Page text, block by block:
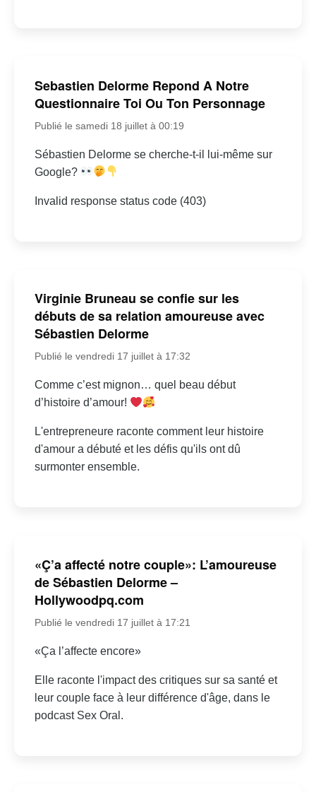
Sebastien Delorme Repond A Notre
Questionnaire Toi Ou Ton Personnage
Publié le samedi 18 juillet à 00:19
Sébastien Delorme se cherche-t-il lui-même sur
Google?
Invalid response status code (403)
Virginie Bruneau se confie sur les
débuts de sa relation amoureuse avec
Sébastien Delorme
Publié le vendredi 17 juillet à 17:32
Comme c’est mignon… quel beau début
d’histoire d’amour!
L'entrepreneure raconte comment leur histoire
d'amour a débuté et les défis qu'ils ont dû
surmonter ensemble.
«Ç’a affecté notre couple»: L’amoureuse
de Sébastien Delorme –
Hollywoodpq.com
Publié le vendredi 17 juillet à 17:21
«Ça l’affecte encore»
Elle raconte l'impact des critiques sur sa santé et
leur couple face à leur différence d'âge, dans le
podcast Sex Oral.